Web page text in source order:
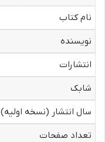
نام کتاب
نویسنده
انتشارات
شابک
سال انتشار (نسخه اولیه)
تعداد صفحات